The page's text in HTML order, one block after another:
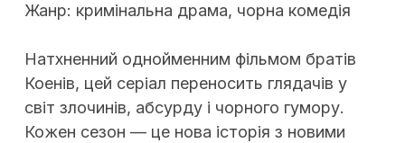
Жанр: кримінальна драма, чорна комедія
Натхненний однойменним фільмом братів
Коенів, цей серіал переносить глядачів у
світ злочинів, абсурду і чорного гумору.
Кожен сезон — це нова історія з новими